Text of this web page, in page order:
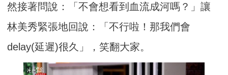
然接著問說：「不會想看到血流成河嗎？」讓
林美秀緊張地回說：「不行啦！那我們會
delay(延遲)很久」，笑翻大家。